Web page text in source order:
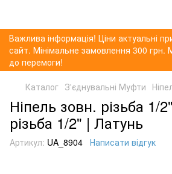
Важлива інформація! Ціни актуальні
сайт. Мінімальне замовлення 300
до перемоги!
Каталог З'єднувальні Муфти
Ніпель зовн. різьба 1/
різьба 1/2" | Латунь
Артикул: UA_8904 Написати відгук